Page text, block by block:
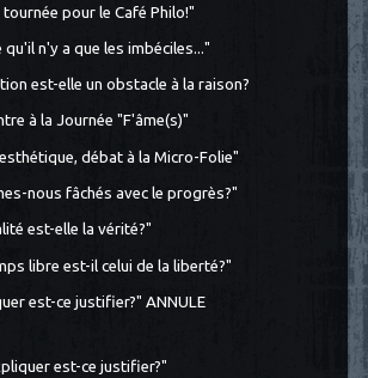
pour le Café Philo!"
qu'il n'y a que les imbéciles..."
est-elle un obstacle à la raison?
à la Journée "F'âme(s)"
débat à la Micro-Folie"
nous fâchés avec le progrès?"
est-elle la vérité?"
libre est-il celui de la liberté?"
est-ce justifier?" ANNULE
est-ce justifier?"